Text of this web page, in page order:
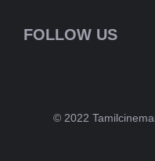
FOLLOW US
© 2022